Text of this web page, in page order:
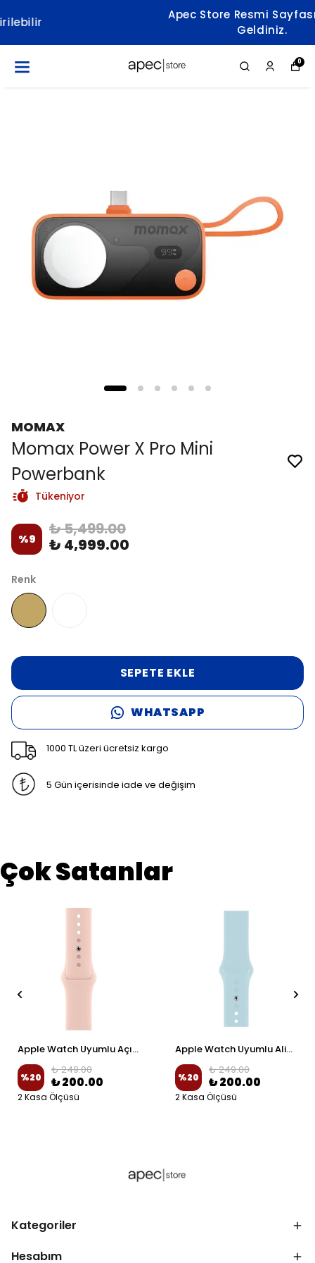
Apec Store Resmi Sayfasına Hoş
0
MOMAX
Momax Power X Pro Mini
Powerbank
Tükeniyor
%9
₺ 5,499.00
₺ 4,999.00
Renk
SEPETE EKLE
WHATSAPP
1000 TL üzeri ücretsiz kargo
5 Gün içerisinde iade ve değişim
Çok Satanlar
Apple Watch Uyumlu Açık Pembe Spor Silikon Kordon
%20
₺ 249.00
₺ 200.00
2 Kasa Ölçüsü
Apple Watch Uyumlu Alice Mavi Spor Silikon Kordon
%20
₺ 249.00
₺ 200.00
2 Kasa Ölçüsü
Kategoriler
Hesabım